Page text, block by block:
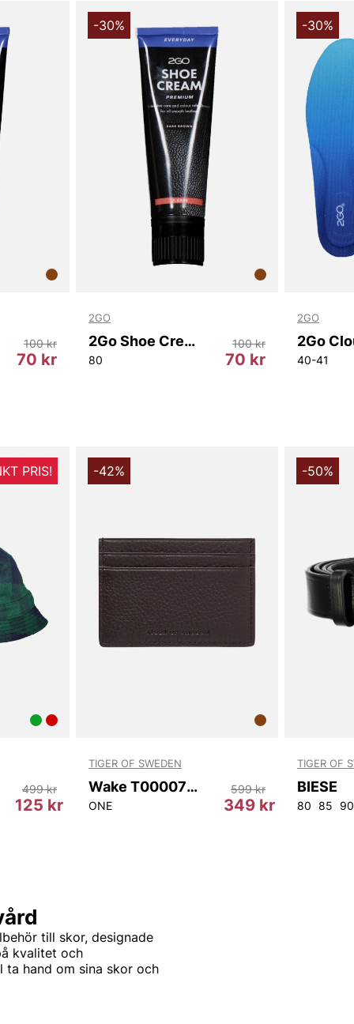
hjälper till
du
ger 2Go
topplagret
att
fotvalvet
brett urval
stöd i en
behaglig
Tack för
Vingåker.
70 kr
100 kr
-30%
2GO
2Go Shoe Cream Tube
80 70 kr
100 kr
-30%
2GO
2Go
40-41
PRIS!
125 kr
499 kr
-42%
TIGER OF SWEDEN
Wake T00007 10N
ONE 349 kr
599 kr
-50%
TIGER OF
BIESE
80 85 90
till skor, designade
kvalitet och
hand om sina skor och